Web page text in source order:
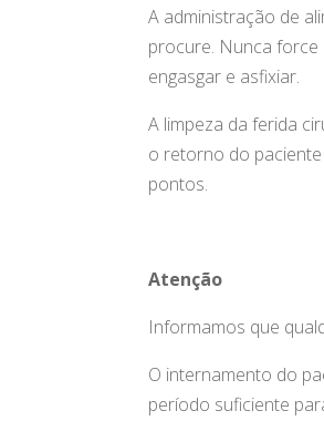
A administração de
procure. Nunca
engasgar e asfixiar.
A limpeza da ferida
o retorno do
pontos.
Atenção
Informamos que
O internamento do
período suficiente